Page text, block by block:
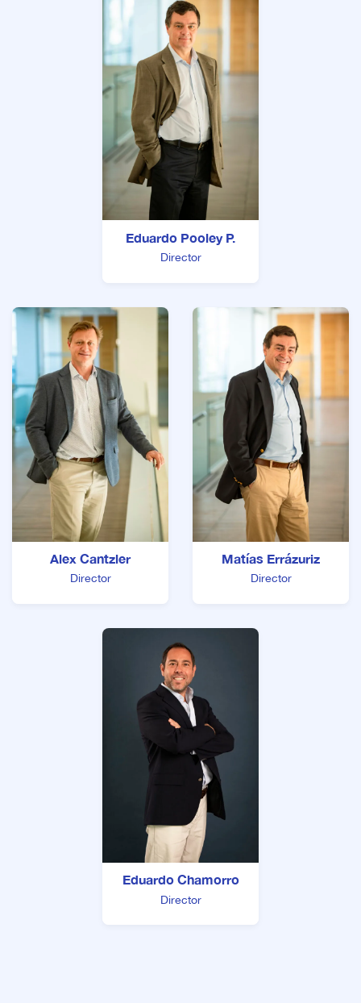
Eduardo Pooley P.
Director
Alex Cantzler
Director
Matías Errázuriz
Director
Eduardo Chamorro
Director